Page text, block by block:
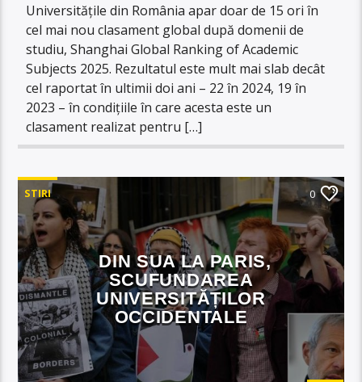
Universitățile din România apar doar de 15 ori în
cel mai nou clasament global după domenii de
studiu, Shanghai Global Ranking of Academic
Subjects 2025. Rezultatul este mult mai slab decât
cel raportat în ultimii doi ani – 22 în 2024, 19 în
2023 – în condițiile în care acesta este un
clasament realizat pentru […]
STIRI 0
DIN SUA LA PARIS,
SCUFUNDAREA
UNIVERSITĂȚILOR
OCCIDENTALE